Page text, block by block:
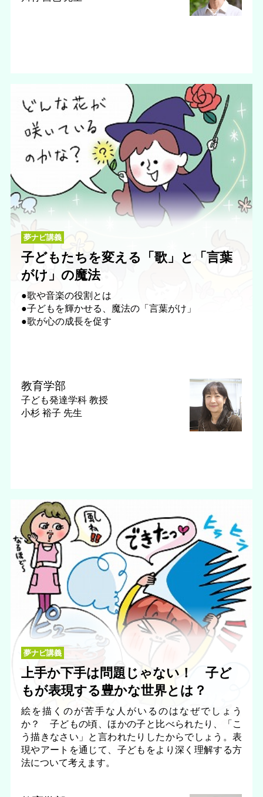
夢ナビ講義
子どもたちを変える「歌」と「言葉
がけ」の魔法
●歌や音楽の役割とは
●子どもを輝かせる、魔法の「言葉がけ」
●歌が心の成長を促す
教育学部
子ども発達学科 教授
小杉 裕子 先生
夢ナビ講義
上手か下手は問題じゃない！ 子ど
もが表現する豊かな世界とは？
絵を描くのが苦手な人がいるのはなぜでしょう
か？ 子どもの頃、ほかの子と比べられたり、「こ
う描きなさい」と言われたりしたからでしょう。表
現やアートを通じて、子どもをより深く理解する方
法について考えます。